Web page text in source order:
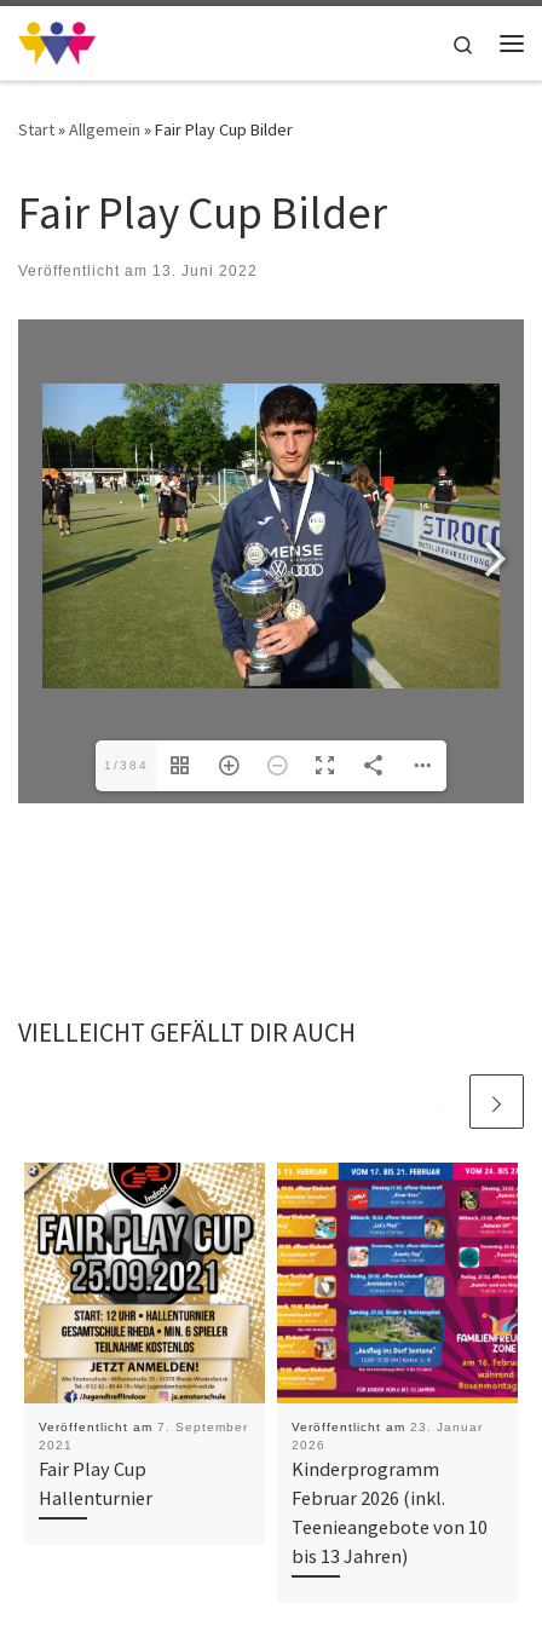
Zum Inhalt springen
Search
Start»Allgemein »Fair Play Cup Bilder
Fair Play Cup Bilder
Veröffentlicht am 13. Juni 2022
1/384
VIELLEICHT GEFÄLLT DIR AUCH
Veröffentlicht am 7. September
2021
Fair Play Cup
Hallenturnier
Veröffentlicht am 23. Januar
2026
Kinderprogramm
Februar 2026 (inkl.
Teenieangebote von 10
bis 13 Jahren)